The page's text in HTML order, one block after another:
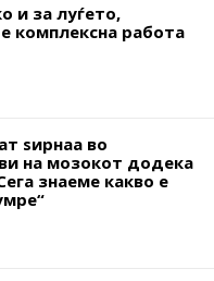
и за луѓето,
комплексна работа
ѕирнаа во
на мозокот додека
знаеме какво е